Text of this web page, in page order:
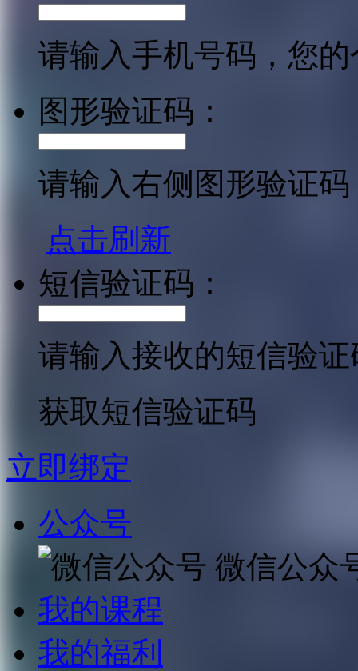
请输入手机号码，您
图形验证码：
请输入右侧图形验证码
点击刷新
短信验证码：
请输入接收的短信验证
获取短信验证码
立即绑定
公众号
微信公众
我的课程
我的福利